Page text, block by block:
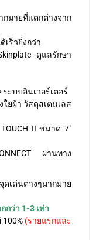
กมายที่แตกต่างจาก
เร็วยิ่งกว่า
ดูแลรักษา
ะบบอินเวอร์เตอร์
ยผ้า วัสดุสเตนเลส
II ขนาด 7″
ผ่านทาง
ดเด่นต่างๆมากมาย
กว่า 1-3 เท่า
(รายแรกและ